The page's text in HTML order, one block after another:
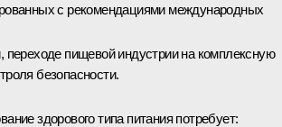
с рекомендациями международных
переходе пищевой индустрии на комплексную
безопасности.
здорового типа питания потребует: